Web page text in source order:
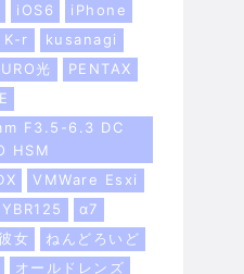
iOS6
iPhone
K-r
kusanagi
光
PENTAX
F3.5-6.3 DC
HSM
VMWare Esxi
YBR125
α7
女
ねんどろいど
オールドレンズ